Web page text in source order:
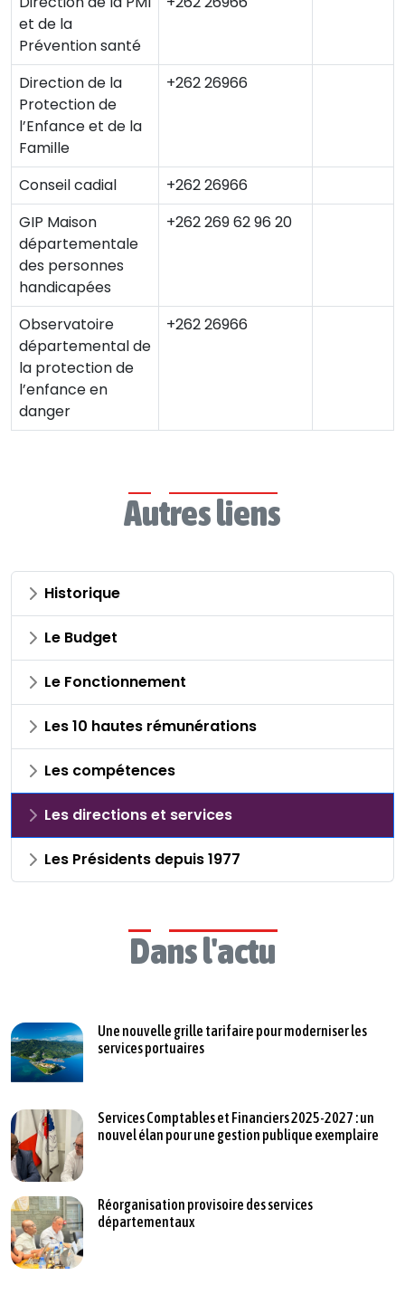
et de la
Prévention santé
Direction de la
Protection de
l’Enfance et de la
Famille
+262 26966
Conseil cadial
+262 26966
GIP Maison
départementale
des personnes
handicapées
+262 269 62 96 20
Observatoire
départemental de
la protection de
l’enfance en
danger
+262 26966
Autres liens
Historique
Le Budget
Le Fonctionnement
Les 10 hautes rémunérations
Les compétences
Les directions et services
Les Présidents depuis 1977
Dans l'actu
Une nouvelle grille tarifaire pour moderniser les
services portuaires
Services Comptables et Financiers 2025-2027 : un
nouvel élan pour une gestion publique exemplaire
Réorganisation provisoire des services
départementaux